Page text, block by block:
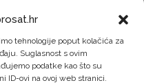
tehnologije poput kolačića za
Suglasnost s ovim
podatke kao što su
ID-ovi na ovoj web stranici.